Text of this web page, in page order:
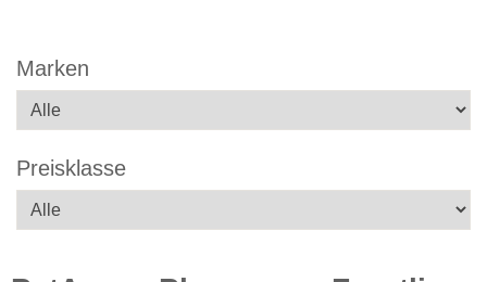
Marken
Preisklasse